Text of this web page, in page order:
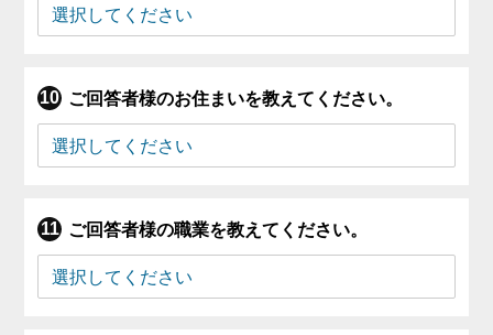
ご回答者様のお住まいを教えてください。
ご回答者様の職業を教えてください。